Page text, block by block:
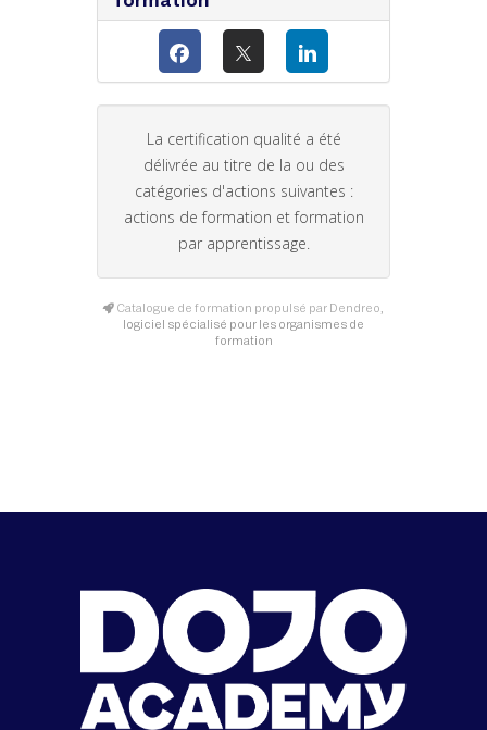
La certification qualité a été
délivrée au titre de la ou des
catégories d'actions suivantes :
actions de formation et formation
par apprentissage.
Catalogue de formation propulsé par Dendreo,
logiciel spécialisé pour les organismes de
formation